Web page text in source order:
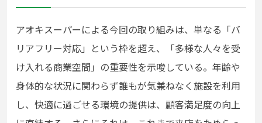
アオキスーパーによる今回の取り組みは、単なる「バ
リアフリー対応」という枠を超え、「多様な人々を受
け入れる商業空間」の重要性を示唆している。年齢や
身体的な状況に関わらず誰もが気兼ねなく施設を利用
し、快適に過ごせる環境の提供は、顧客満足度の向上